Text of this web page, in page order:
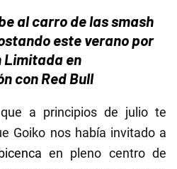
al carro de las smash
este verano por
Limitada en
con Red Bull
que a principios de julio te
Goiko nos había invitado a
en pleno centro de